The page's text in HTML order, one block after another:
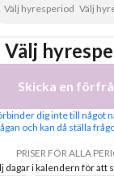
Välj hyresperiod Välj
Välj
Skicka en
dig inte till något
och kan då ställa
PRISER FÖR ALLA
dagar i kalendern för att